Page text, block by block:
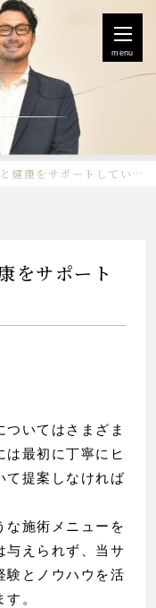
menu
幅広いメニューで美と健康をサポートしています
をサポート
ついてはさまざま
は最初に丁寧にヒ
て提案しなければ
な施術メニューを
与えられず、当サ
験とノウハウを活
。